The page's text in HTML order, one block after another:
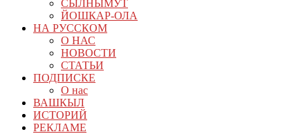
СЫЛНЫМУТ
ЙОШКАР-ОЛА
НА РУССКОМ
О НАС
НОВОСТИ
СТАТЬИ
ПОДПИСКЕ
О нас
ВАШКЫЛ
ИСТОРИЙ
РЕКЛАМЕ